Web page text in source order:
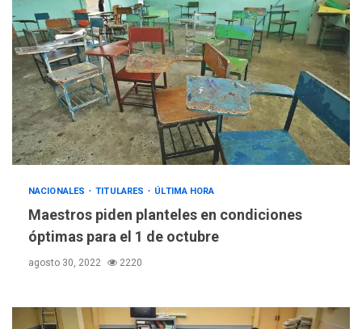
NACIONALES TITULARES ÚLTIMA HORA
Maestros piden planteles en condiciones
óptimas para el 1 de octubre
agosto 30, 2022 2220
3
POLÍTICA
TITULARES
ÚLTIMA HORA
ONGs piden a CIDH
diálogo en Venezuela
POLÍTICA
TITULARES
INTERNACIONALES ÚLTIMA HORA